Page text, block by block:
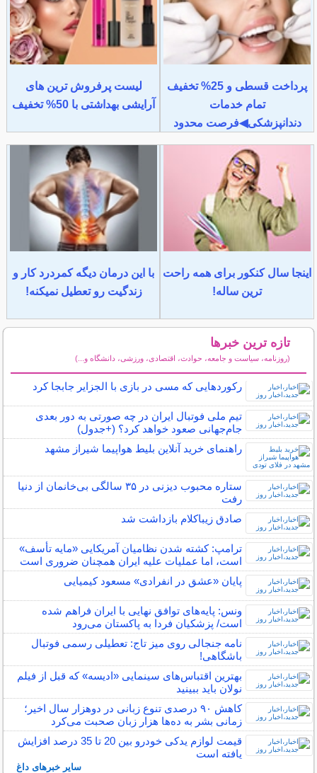
پرداخت قسطی و 25% تخفیف
تمام خدمات
دندانپزشکی◀فرصت محدود
لیست پرفروش ترین های
آرایشی بهداشتی با 50% تخفیف
اینجا سال کنکور برای همه راحت
ترین ساله!
با این درمان دیگه کمردرد کار و
زندگیت رو تعطیل نمیکنه!
تازه ترین خبرها
(روزنامه، سیاست و جامعه، حوادث، اقتصادی، ورزشی، دانشگاه و...)
رکوردهایی که مسی در بازی با الجزایر جابجا کرد
تیم ملی فوتبال ایران در چه صورتی به دور بعدی
جام‌جهانی صعود خواهد کرد؟ (+جدول)
راهنمای خرید آنلاین بلیط هواپیما شیراز مشهد
ستاره محبوب دیزنی در ۳۵ سالگی بی‌خانمان از دنیا
رفت
صادق زیباکلام بازداشت شد
ترامپ: کشته شدن نظامیان آمریکایی «مایه تأسف»
است، اما عملیات علیه ایران همچنان ضروری است
پایان «عشق در انفرادی» مسعود کیمیایی
ونس: پایه‌های توافق نهایی با ایران فراهم شده
است/ پزشکیان فردا به پاکستان می‌رود
نامه جنجالی روی میز تاج: تعطیلی رسمی فوتبال
باشگاهی!
بهترین اقتباس‌های سینمایی «ادیسه» که قبل از فیلم
نولان باید ببینید
کاهش ۹۰ درصدی تنوع زبانی در دوهزار سال اخیر؛
زمانی بشر به ده‌ها هزار زبان صحبت می‌کرد
قیمت لوازم یدکی خودرو بین 20 تا 35 درصد افزایش
یافته است
سایر خبرهای داغ